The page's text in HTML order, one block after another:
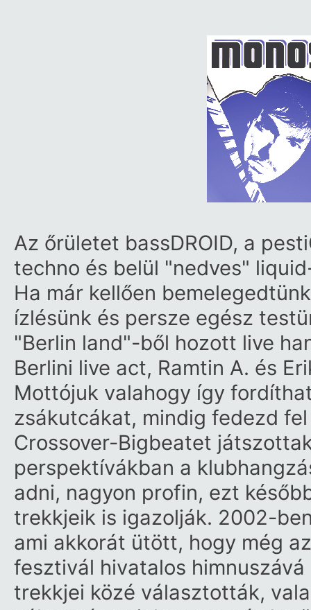
Az őrületet bassDROID, a
techno és belül "nedves"
Ha már kellően
ízlésünk és persze egész
"Berlin land"-ből hozott live
Berlini live act, Ramtin A. és
Mottójuk valahogy így
zsákutcákat, mindig fedezd
Crossover-Bigbeatet
perspektívákban a
adni, nagyon profin, ezt
trekkjeik is igazolják. 2002-
ami akkorát ütött, hogy még
fesztivál hivatalos
trekkjei közé választották,